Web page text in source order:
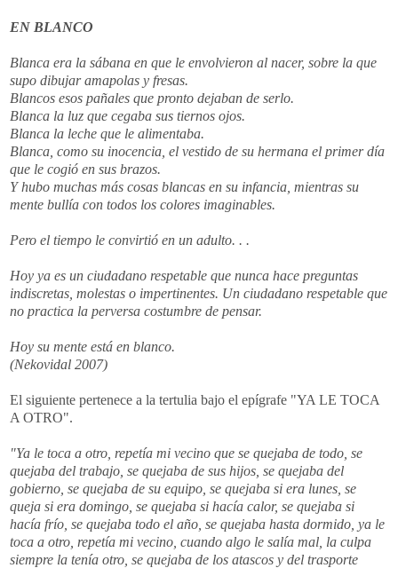
EN BLANCO
Blanca era la sábana en que le envolvieron al nacer, sobre la que
supo dibujar amapolas y fresas.
Blancos esos pañales que pronto dejaban de serlo.
Blanca la luz que cegaba sus tiernos ojos.
Blanca la leche que le alimentaba.
Blanca, como su inocencia, el vestido de su hermana el primer día
que le cogió en sus brazos.
Y hubo muchas más cosas blancas en su infancia, mientras su
mente bullía con todos los colores imaginables.
Pero el tiempo le convirtió en un adulto. . .
Hoy ya es un ciudadano respetable que nunca hace preguntas
indiscretas, molestas o impertinentes. Un ciudadano respetable que
no practica la perversa costumbre de pensar.
Hoy su mente está en blanco.
(Nekovidal 2007)
El siguiente pertenece a la tertulia bajo el epígrafe "YA LE TOCA
A OTRO".
"Ya le toca a otro, repetía mi vecino que se quejaba de todo, se
quejaba del trabajo, se quejaba de sus hijos, se quejaba del
gobierno, se quejaba de su equipo, se quejaba si era lunes, se
queja si era domingo, se quejaba si hacía calor, se quejaba si
hacía frío, se quejaba todo el año, se quejaba hasta dormido, ya le
toca a otro, repetía mi vecino, cuando algo le salía mal, la culpa
siempre la tenía otro, se quejaba de los atascos y del trasporte